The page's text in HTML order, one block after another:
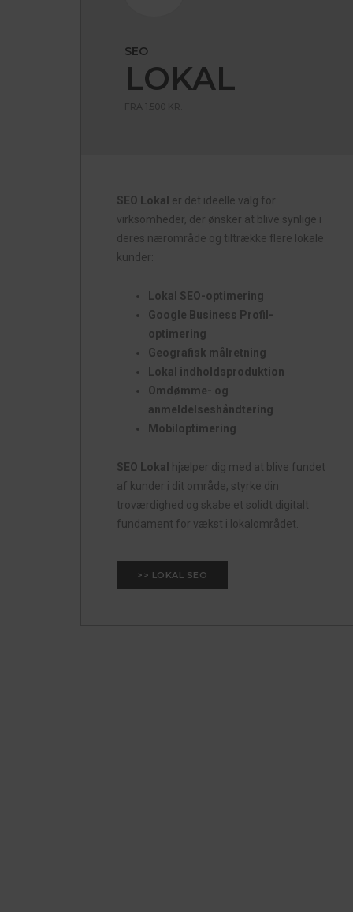
SEO
LOKAL
FRA 1.500 KR.
SEO Lokal er det ideelle valg for
virksomheder, der ønsker at blive synlige i
deres nærområde og tiltrække flere lokale
kunder:
Lokal SEO-optimering
Google Business Profil-
optimering
Geografisk målretning
Lokal indholdsproduktion
Omdømme- og
anmeldelseshåndtering
Mobiloptimering
SEO Lokal
hjælper dig med at blive fundet
af kunder i dit område, styrke din
troværdighed og skabe et solidt digitalt
fundament for vækst i lokalområdet.
>> LOKAL SEO